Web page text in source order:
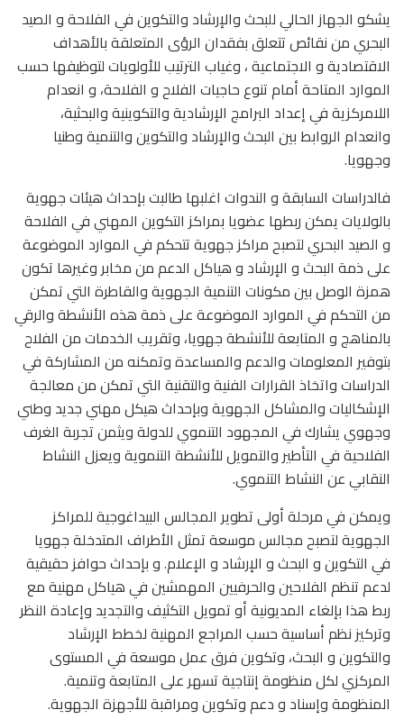
يشكو الجهاز الحالي للبحث والإرشاد والتكوين في الفلاحة و الصيد
البحري من نقائص تتعلق بفقدان الرؤى المتعلقة بالأهداف
الاقتصادية و الاجتماعية ، وغياب الترتيب للأولويات لتوظيفها حسب
الموارد المتاحة أمام تنوع حاجيات الفلاح و الفلاحة، و انعدام
اللامركزية في إعداد البرامج الإرشادية والتكوينية والبحثية،
وانعدام الروابط بين البحث والإرشاد والتكوين والتنمية وطنيا
وجهويا.
فالدراسات السابقة و الندوات اغلبها طالبت بإحداث هيئات جهوية
بالولايات يمكن ربطها عضويا بمراكز التكوين المهني في الفلاحة
و الصيد البحري لتصبح مراكز جهوية تتحكم في الموارد الموضوعة
على ذمة البحث و الإرشاد و هياكل الدعم من مخابر وغيرها تكون
همزة الوصل بين مكونات التنمية الجهوية والقاطرة التي تمكن
من التحكم في الموارد الموضوعة على ذمة هذه الأنشطة والرقي
بالمناهج و المتابعة للأنشطة جهويا، وتقريب الخدمات من الفلاح
بتوفير المعلومات والدعم والمساعدة وتمكنه من المشاركة في
الدراسات واتخاذ القرارات الفنية والتقنية التي تمكن من معالجة
الإشكاليات والمشاكل الجهوية وبإحداث هيكل مهني جديد وطني
وجهوي يشارك في المجهود التنموي للدولة ويثمن تجربة الغرف
الفلاحية في التأطير والتمويل للأنشطة التنموية ويعزل النشاط
النقابي عن النشاط التنموي.
ويمكن في مرحلة أولى تطوير المجالس البيداغوجية للمراكز
الجهوية لتصبح مجالس موسعة تمثل الأطراف المتدخلة جهويا
في التكوين و البحث و الإرشاد و الإعلام. و بإحداث حوافز حقيقية
لدعم تنظم الفلاحين والحرفيين المهمشين في هياكل مهنية مع
ربط هذا بإلغاء المديونية أو تمويل التكثيف والتجديد وإعادة النظر
وتركيز نظم أساسية حسب المراجع المهنية لخطط الإرشاد
والتكوين و البحث، وتكوين فرق عمل موسعة في المستوى
المركزي لكل منظومة إنتاجية تسهر على المتابعة وتنمية.
المنظومة وإسناد و دعم وتكوين ومراقبة للأجهزة الجهوية.